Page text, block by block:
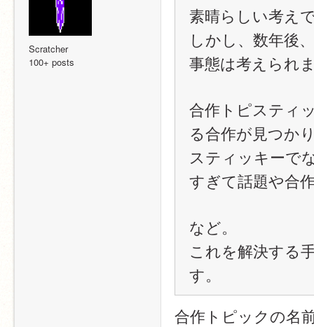
Scratcher
100+ posts
素晴らしい考え
しかし、数年後
事態は考えられ
合作トピスティ
る合作が見つか
スティッキーで
すぎて話題や合
など。
これを解決する
す。
合作トピックの名